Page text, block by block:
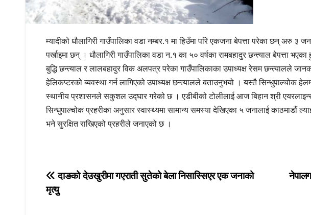
म्यादीको धौलागिरी गाउँपालिका वडा नम्बर.१ मा हिउँमा परि एकजना बेपत्ता परेका छन् अरु
पर्खाइमा छन् । धौलागिरी गाउँपालिका वडा न.१ का ५० वर्षका रामबहादुर छन्त्याल बेपत्ता
बुद्धि छन्त्याल र लालबहादुर विक अलपत्र परेका गाउँपालिकाका उपाध्यक्ष रेसम छन्त्यालले
हेलिकप्टरको ब्यवस्था गर्न लागिएको उपाध्यक्ष छन्त्यालले बताउनुभयो । यस्तै सिन्धुपाल्चोक
स्थानीय प्रशासनले सकुशल उद्घार गरेको छ । एडीबीको टोलीलाई आज बिहान श्री
सिन्धुपाल्चोक प्रहरीका अनुसार स्वास्थ्यमा सामान्य समस्या देखिएका ५ जनालाई काठमाडौं
भने सुरक्षित राखिएको प्रहरीले जनाएको छ ।
Post
navigation
दाङको देउखुरीमा गएराती सुतेको बेला निसास्सिएर एक जनाको
मृत्युु